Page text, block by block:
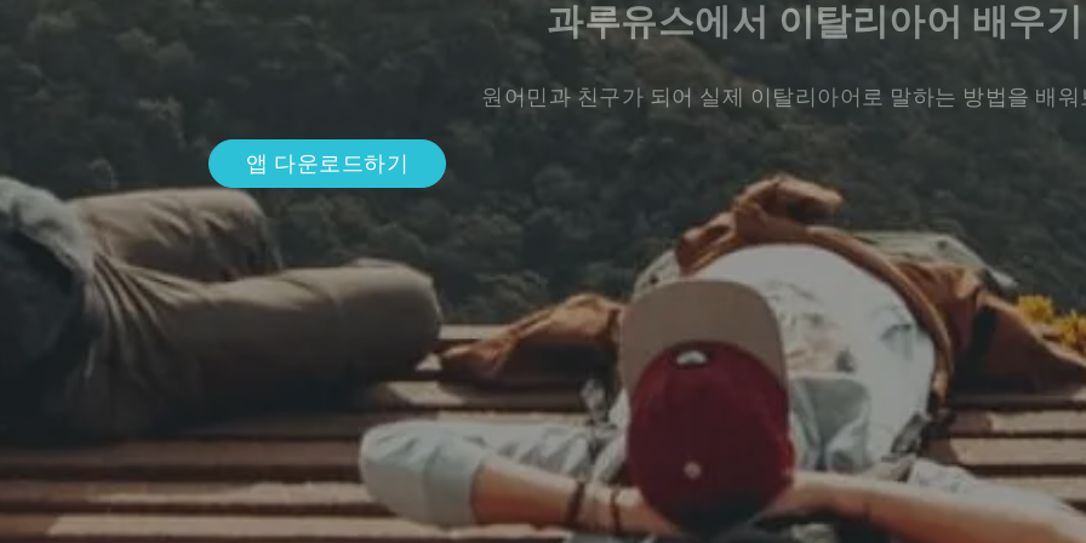
과루유스에서 이탈리아어 배우기
원어민과 친구가 되어 실제 이탈리아어로 말하는 방법을 배
앱 다운로드하기